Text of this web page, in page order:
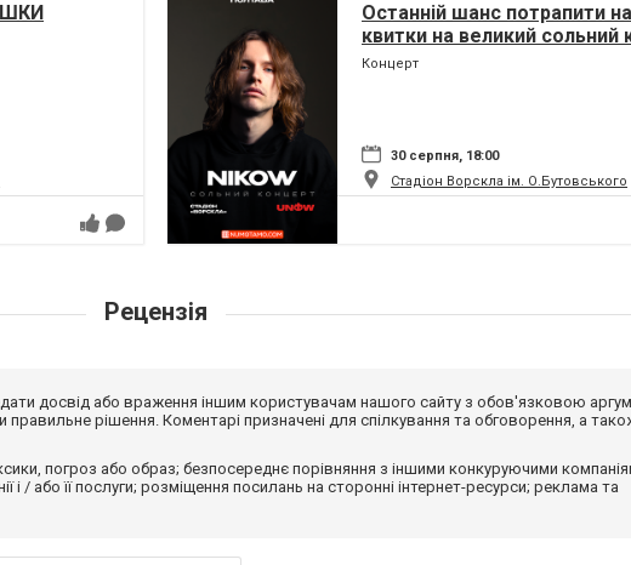
Останній шанс потрапити
квитки на великий сольний
Nikow у Полтаві стрімко
Концерт
30 серпня, 18:00
Стадіон Ворскла ім. О.Бутовського
Рецензія
досвід або враження іншим користувачам нашого сайту з обов'язковою
рішення. Коментарі призначені для спілкування та обговорення, а
погроз або образ; безпосереднє порівняння з іншими конкуруючими
і / або її послуги; розміщення посилань на сторонні інтернет-ресурси; реклама та